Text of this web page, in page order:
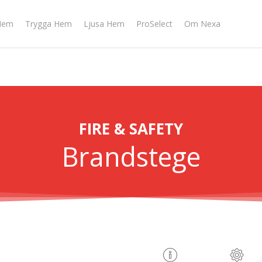
Trygga Hem Ljusa Hem ProSelect Om Nexa
FIRE & SAFETY
Brandstege